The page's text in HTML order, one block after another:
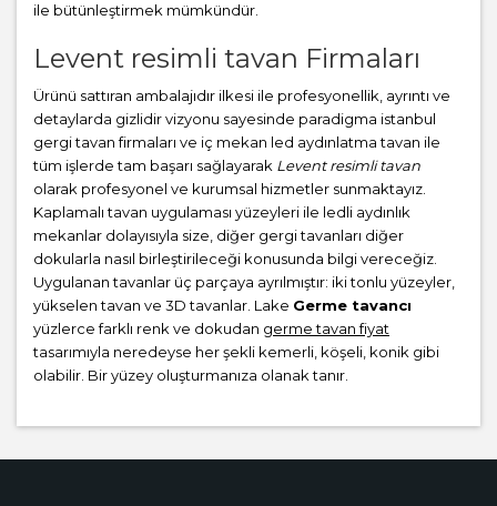
ile bütünleştirmek mümkündür.
Levent resimli tavan Firmaları
Ürünü sattıran ambalajıdır ilkesi ile profesyonellik, ayrıntı ve
detaylarda gizlidir vizyonu sayesinde paradigma istanbul
gergi tavan firmaları ve iç mekan led aydınlatma tavan ile
tüm işlerde tam başarı sağlayarak Levent resimli tavan
olarak profesyonel ve kurumsal hizmetler sunmaktayız.
Kaplamalı tavan uygulaması yüzeyleri ile ledli aydınlık
mekanlar dolayısıyla size, diğer gergi tavanları diğer
dokularla nasıl birleştirileceği konusunda bilgi vereceğiz.
Uygulanan tavanlar üç parçaya ayrılmıştır: iki tonlu yüzeyler,
yükselen tavan ve 3D tavanlar. Lake Germe tavancı
yüzlerce farklı renk ve dokudan germe tavan fiyat
tasarımıyla neredeyse her şekli kemerli, köşeli, konik gibi
olabilir. Bir yüzey oluşturmanıza olanak tanır.